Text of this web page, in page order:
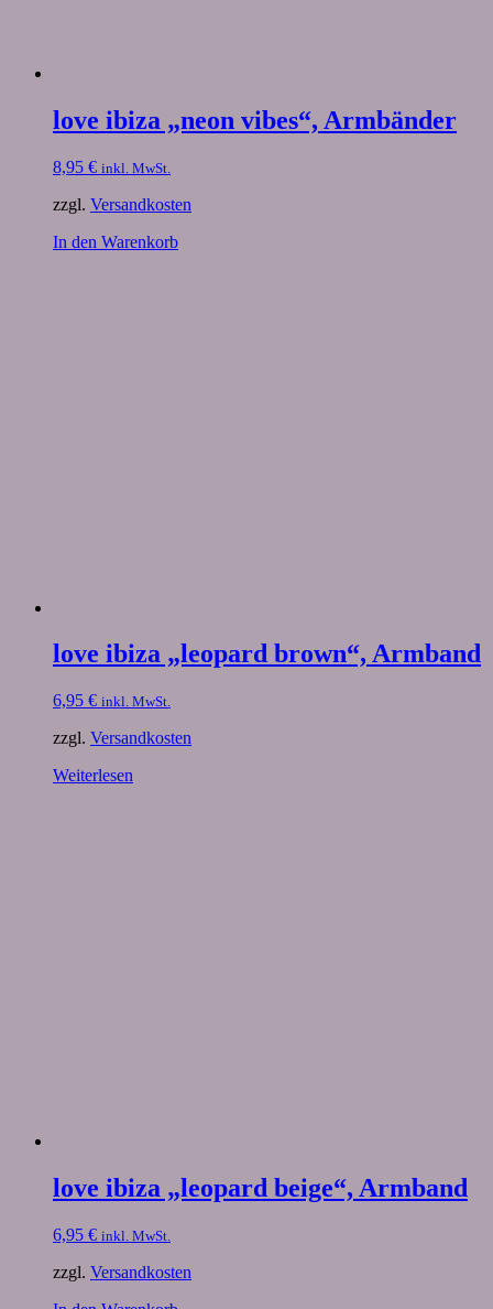
love ibiza „neon vibes“, Armbänder
8,95 € inkl. MwSt.
zzgl. Versandkosten
In den Warenkorb
love ibiza „leopard brown“, Armband
6,95 € inkl. MwSt.
zzgl. Versandkosten
Weiterlesen
love ibiza „leopard beige“, Armband
6,95 € inkl. MwSt.
zzgl. Versandkosten